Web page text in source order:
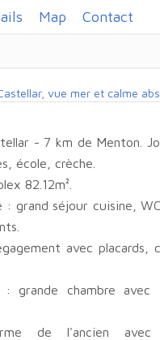
Map Contact
vue mer et calme
- 7 km de Menton.
école, crèche.
82.12m².
: grand séjour cuisine,
avec placards,
grande chambre avec
de l'ancien avec